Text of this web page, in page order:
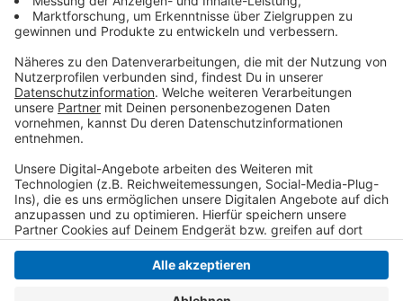
durch die Corona-Pandemie entwickelt haben. Dazu
liegen noch keine Daten vor.
Anzeige
Anzeige